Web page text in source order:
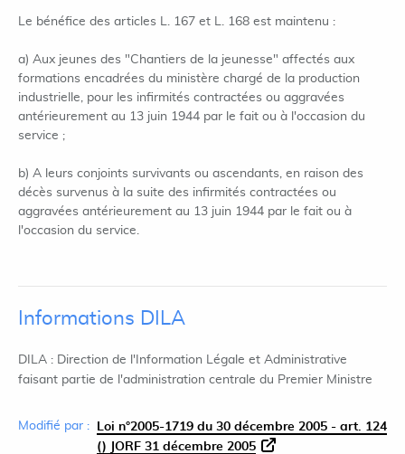
Le bénéfice des articles L. 167 et L. 168 est maintenu :
a) Aux jeunes des "Chantiers de la jeunesse" affectés aux
formations encadrées du ministère chargé de la production
industrielle, pour les infirmités contractées ou aggravées
antérieurement au 13 juin 1944 par le fait ou à l'occasion du
service ;
b) A leurs conjoints survivants ou ascendants, en raison des
décès survenus à la suite des infirmités contractées ou
aggravées antérieurement au 13 juin 1944 par le fait ou à
l'occasion du service.
Informations DILA
DILA : Direction de l'Information Légale et Administrative
faisant partie de l'administration centrale du Premier Ministre
Modifié par :
Loi n°2005-1719 du 30 décembre 2005 - art. 124
() JORF 31 décembre 2005